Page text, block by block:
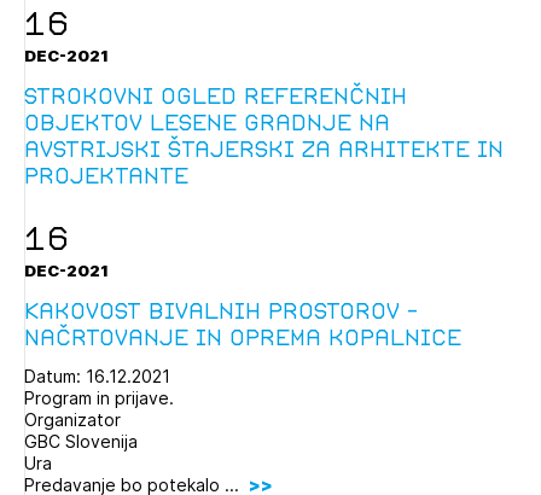
16
DEC-2021
Strokovni ogled referenčnih
objektov lesene gradnje na
avstrijski Štajerski za arhitekte in
projektante
16
DEC-2021
Kakovost bivalnih prostorov -
Načrtovanje in oprema kopalnice
Datum: 16.12.2021
Program in prijave.
Organizator
GBC Slovenija
Ura
Predavanje bo potekalo ...